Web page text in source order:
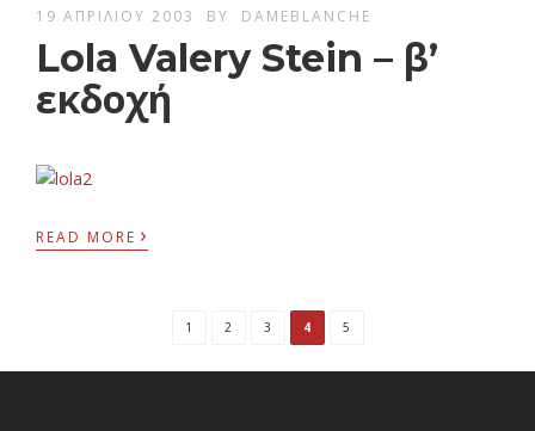
19 ΑΠΡΙΛΊΟΥ 2003 BY DAMEBLANCHE
Lola Valery Stein – β’
εκδοχή
READ MORE ›
1 2 3 4 5